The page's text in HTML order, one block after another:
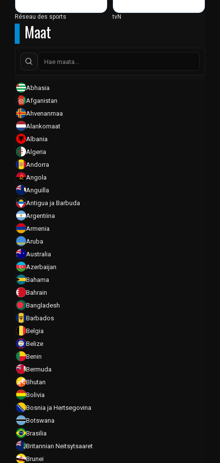
Maat
Abhasia
Afganistan
Ahvenanmaa
Alankomaat
Albania
Algeria
Andorra
Angola
Anguilla
Antigua ja Barbuda
Argentiina
Armenia
Aruba
Australia
Azerbaijan
Bahama
Bahrain
Bangladesh
Barbados
Belgia
Belize
Benin
Bermuda
Bhutan
Bolivia
Bosnia ja Hertsegovina
Botswana
Brasilia
Britannian Neitsytsaaret
Brunei
Réseau des sports tvN